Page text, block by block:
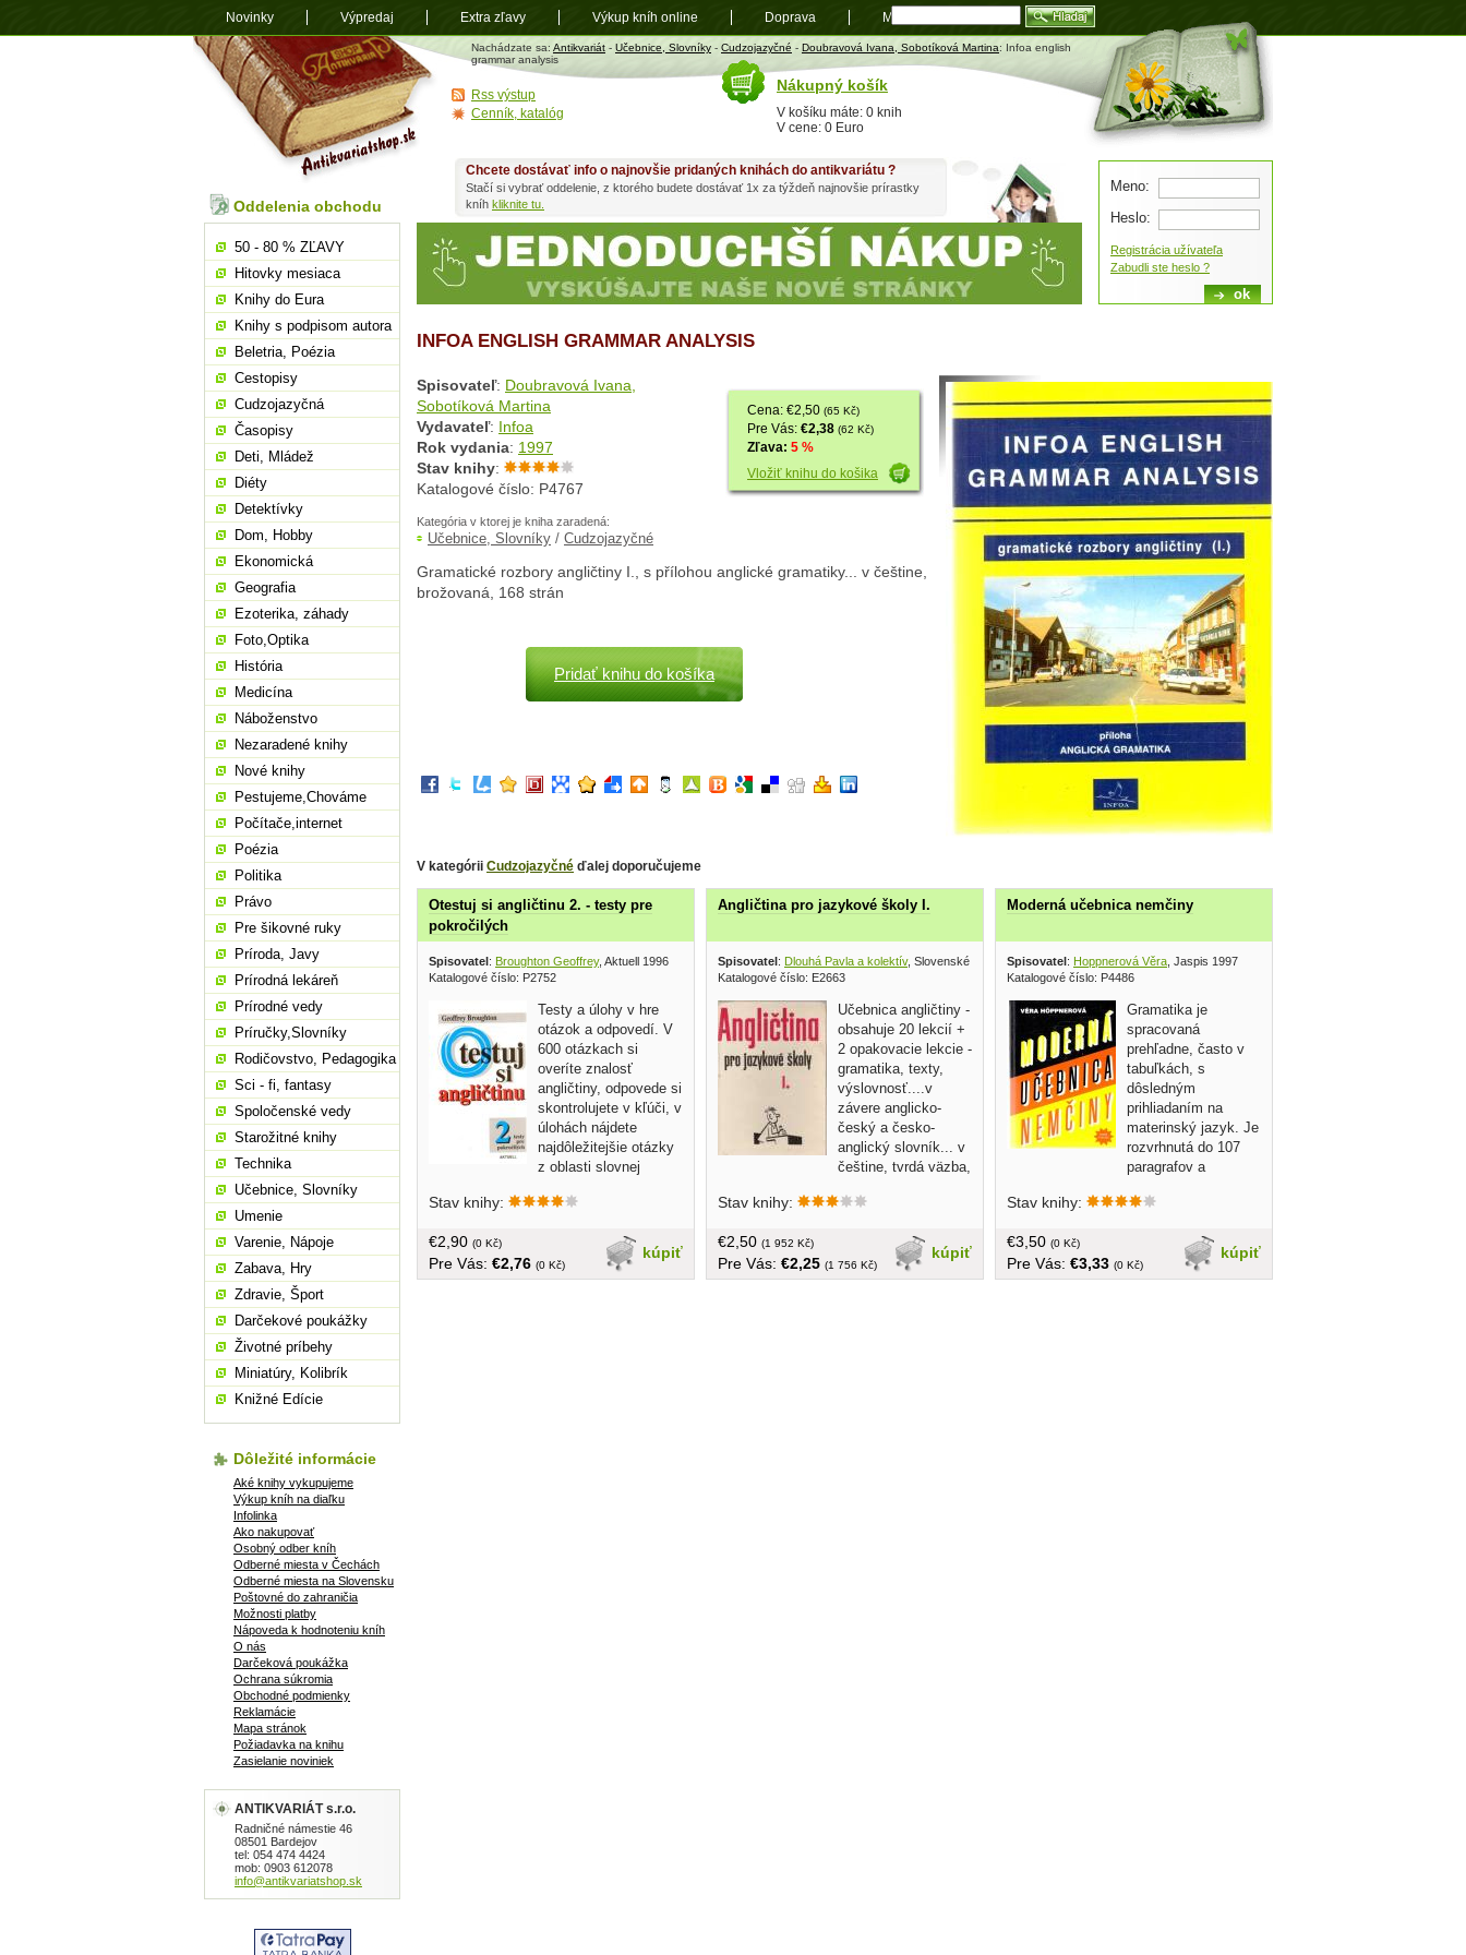
Antikvariát
shop.sk
Nachádzate sa: Antikvariát - Učebnice, Slovníky - Cudzojazyčné - Doubravová Ivana, Sobotíková Martina: Infoa english
grammar analysis
INFOA ENGLISH GRAMMAR ANALYSIS
Cena: €2,50 (65 Kč)
Pre Vás: €2,38 (62 Kč)
Zľava: 5 %
Vložiť knihu do košika
Spisovateľ: Doubravová Ivana,
Sobotíková Martina
Vydavateľ: Infoa
Rok vydania: 1997
Stav knihy:
Katalogové číslo: P4767
Kategória v ktorej je kniha zaradená:
Učebnice, Slovníky / Cudzojazyčné
Gramatické rozbory angličtiny I., s přílohou anglické gramatiky... v češtine,
brožovaná, 168 strán
Pridať knihu do košíka
V kategórii Cudzojazyčné ďalej doporučujeme
Otestuj si angličtinu 2. - testy pre
pokročilých
Spisovatel: Broughton Geoffrey, Aktuell 1996
Katalogové číslo: P2752
Testy a úlohy v hre
otázok a odpovedí. V
600 otázkach si
overíte znalosť
angličtiny, odpovede si
skontrolujete v kľúči, v
úlohách nájdete
najdôležitejšie otázky
z oblasti slovnej
učiteľov, žiakov a dospelých...
Stav knihy:
kúpiť
€2,90 (0 Kč)
Pre Vás: €2,76 (0 Kč)
Angličtina pro jazykové školy I.
Spisovatel: Dlouhá Pavla a kolektív, Slovenské pedagogické nakladateľstvo 1962
Katalogové číslo: E2663
Učebnica angličtiny -
obsahuje 20 lekcií +
2 opakovacie lekcie -
gramatika, texty,
výslovnosť....v
závere anglicko-
český a česko-
anglický slovník... v
češtine, tvrdá väzba,
závere prelepená lepiacou páskou,
Stav knihy:
kúpiť
€2,50 (1 952 Kč)
Pre Vás: €2,25 (1 756 Kč)
Moderná učebnica nemčiny
Spisovatel: Hoppnerová Věra , Jaspis 1997
Katalogové číslo: P4486
Gramatika je
spracovaná
prehľadne, často v
tabuľkách, s
dôsledným
prihliadaním na
materinský jazyk. Je
rozvrhnutá do 107
paragrafov a
382 strán
Stav knihy:
kúpiť
€3,50 (0 Kč)
Pre Vás: €3,33 (0 Kč)
Chcete dostávať info o najnovšie pridaných knihách do antikvariátu ?
Stačí si vybrať oddelenie, z ktorého budete dostávať 1x za týždeň najnovšie prírastky
kníh kliknite tu.
Oddelenia obchodu
50 - 80 % ZĽAVY
Hitovky mesiaca
Knihy do Eura
Knihy s podpisom autora
Beletria, Poézia
Cestopisy
Cudzojazyčná
Časopisy
Deti, Mládež
Diéty
Detektívky
Dom, Hobby
Ekonomická
Geografia
Ezoterika, záhady
Foto,Optika
História
Medicína
Náboženstvo
Nezaradené knihy
Nové knihy
Pestujeme,Chováme
Počítače,internet
Poézia
Politika
Právo
Pre šikovné ruky
Príroda, Javy
Prírodná lekáreň
Prírodné vedy
Príručky,Slovníky
Rodičovstvo, Pedagogika
Sci - fi, fantasy
Spoločenské vedy
Starožitné knihy
Technika
Učebnice, Slovníky
Umenie
Varenie, Nápoje
Zabava, Hry
Zdravie, Šport
Darčekové poukážky
Životné príbehy
Miniatúry, Kolibrík
Knižné Edície
Dôležité informácie
Aké knihy vykupujeme
Výkup kníh na diaľku
Infolinka
Ako nakupovať
Osobný odber kníh
Odberné miesta v Čechách
Odberné miesta na Slovensku
Poštovné do zahraničia
Možnosti platby
Nápoveda k hodnoteniu kníh
O nás
Darčeková poukážka
Ochrana súkromia
Obchodné podmienky
Reklamácie
Mapa stránok
Požiadavka na knihu
Zasielanie noviniek
ANTIKVARIÁT s.r.o.
Radničné námestie 46
08501 Bardejov
tel: 054 474 4424
mob: 0903 612078
info@antikvariatshop.sk
Meno:
Heslo:
Registrácia užívateľa
Zabudli ste heslo ?
Nákupný košík
V košíku máte: 0 knih
V cene: 0 Euro
Rss výstup
Cenník, katalóg
Novinky Výpredaj Extra zľavy Výkup kníh online Doprava Mapa